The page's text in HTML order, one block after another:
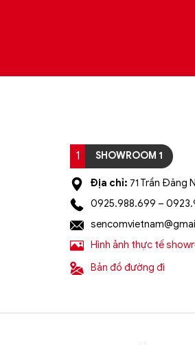
1 SHOWROOM 1
Địa chỉ: 71 Trần Đăng
0925.988.699 –
Hình ảnh thực tế
Bản đồ đường đi